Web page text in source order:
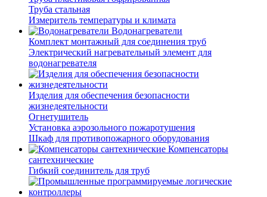
Труба стальная
Измеритель температуры и климата
Водонагреватели
Комплект монтажный для соединения труб
Электрический нагревательный элемент для
водонагревателя
Изделия для обеспечения безопасности
жизнедеятельности
Огнетушитель
Установка аэрозольного пожаротушения
Шкаф для противопожарного оборудования
Компенсаторы
сантехнические
Гибкий соединитель для труб